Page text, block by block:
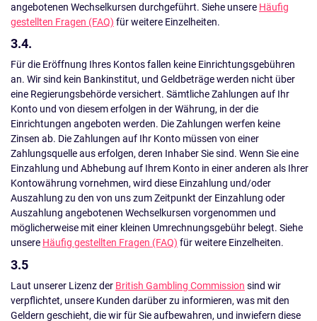
angebotenen Wechselkursen durchgeführt. Siehe unsere Häufig
gestellten Fragen (FAQ) für weitere Einzelheiten.
3.4.
Für die Eröffnung Ihres Kontos fallen keine Einrichtungsgebühren
an. Wir sind kein Bankinstitut, und Geldbeträge werden nicht über
eine Regierungsbehörde versichert. Sämtliche Zahlungen auf Ihr
Konto und von diesem erfolgen in der Währung, in der die
Einrichtungen angeboten werden. Die Zahlungen werfen keine
Zinsen ab. Die Zahlungen auf Ihr Konto müssen von einer
Zahlungsquelle aus erfolgen, deren Inhaber Sie sind. Wenn Sie eine
Einzahlung und Abhebung auf Ihrem Konto in einer anderen als Ihrer
Kontowährung vornehmen, wird diese Einzahlung und/oder
Auszahlung zu den von uns zum Zeitpunkt der Einzahlung oder
Auszahlung angebotenen Wechselkursen vorgenommen und
möglicherweise mit einer kleinen Umrechnungsgebühr belegt. Siehe
unsere Häufig gestellten Fragen (FAQ) für weitere Einzelheiten.
3.5
Laut unserer Lizenz der British Gambling Commission sind wir
verpflichtet, unsere Kunden darüber zu informieren, was mit den
Geldern geschieht, die wir für Sie aufbewahren, und inwiefern diese